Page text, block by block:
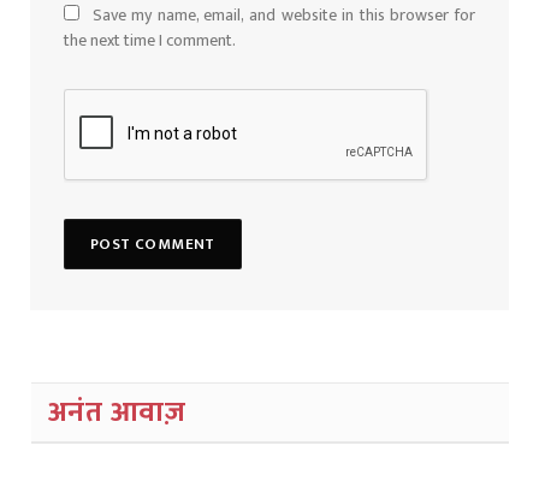
Save my name, email, and website in this browser for
the next time I comment.
अनंत आवाज़